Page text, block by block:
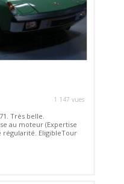
1 147 vues
Très belle.
au moteur (Expertise
régularité. EligibleTour